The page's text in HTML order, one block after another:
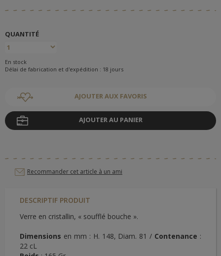
QUANTITÉ
En stock
Délai de fabrication et d'expédition : 18 jours
AJOUTER AUX FAVORIS
AJOUTER AU PANIER
Recommander cet article à un ami
DESCRIPTIF PRODUIT
Verre en cristallin, « soufflé bouche ».
Dimensions en mm : H. 148, Diam. 81 / Contenance :
22 cL